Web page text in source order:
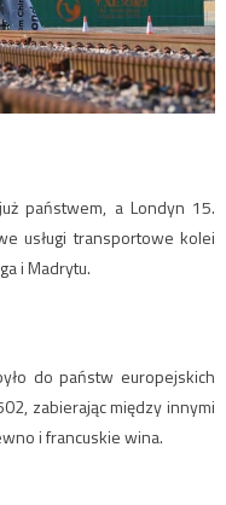
państwem, a Londyn 15.
usługi transportowe kolei
i Madrytu.
do państw europejskich
zabierając między innymi
i francuskie wina.